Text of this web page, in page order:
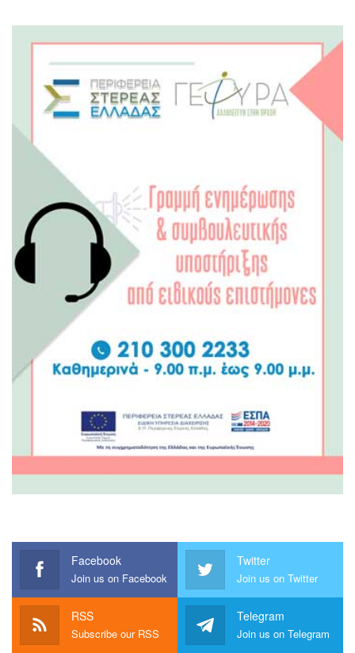
Facebook
Join us on Facebook
Twitter
Join us on Twitter
RSS
Subscribe our RSS
Telegram
Join us on Telegram